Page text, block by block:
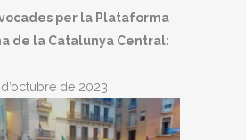
per la Plataforma
de la Catalunya Central:
d’octubre de 2023